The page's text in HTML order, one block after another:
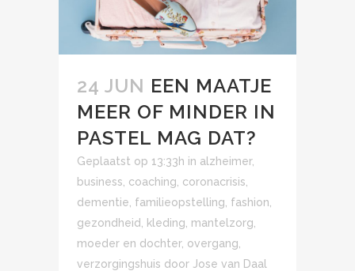
24 JUN EEN MAATJE
MEER OF MINDER IN
PASTEL MAG DAT?
Geplaatst op 13:33h in alzheimer,
business coaching coronacrisis
dementie familieopstelling fashion
gezondheid
kleding mantelzorg
moeder en dochter, overgang
verzorgingshuis door Jose van Daal